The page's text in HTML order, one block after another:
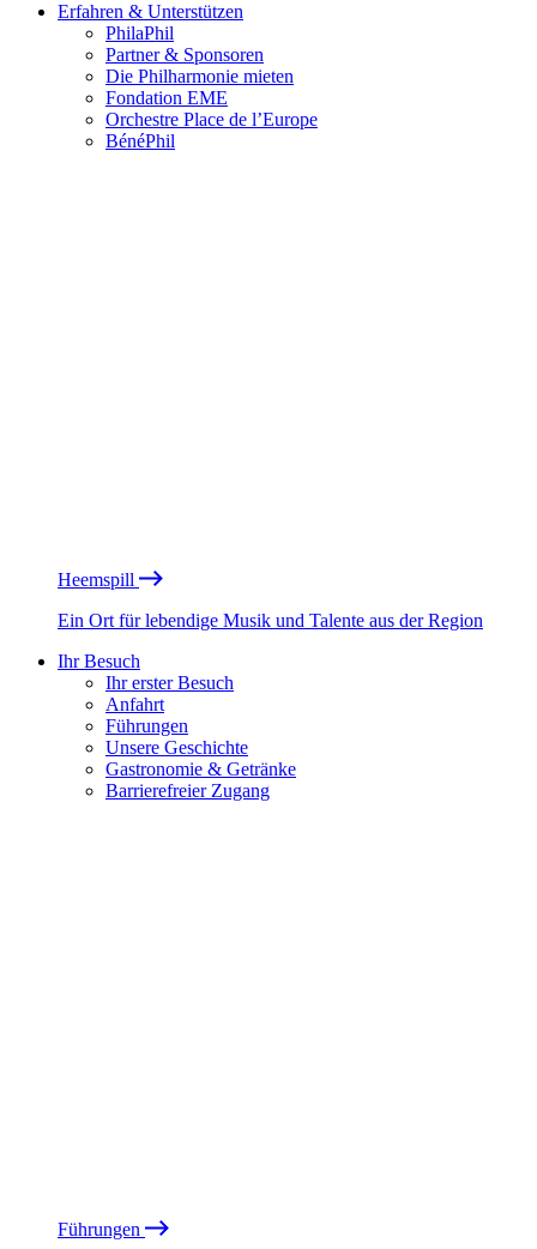
Erfahren & Unterstützen
PhilaPhil
Partner & Sponsoren
Die Philharmonie mieten
Fondation EME
Orchestre Place de l’Europe
BénéPhil
Heemspill
Ein Ort für lebendige Musik und Talente aus der Region
Ihr Besuch
Ihr erster Besuch
Anfahrt
Führungen
Unsere Geschichte
Gastronomie & Getränke
Barrierefreier Zugang
Führungen